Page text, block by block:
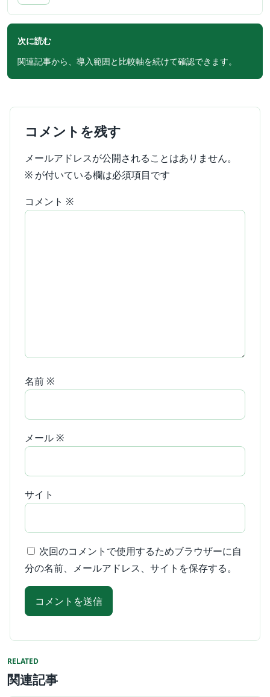
次に読む
関連記事から、導入範囲と比較軸を続けて確認できます。
コメントを残す
メールアドレスが公開されることはありません。
※ が付いている欄は必須項目です
コメント ※
名前 ※
メール ※
サイト
次回のコメントで使用するためブラウザーに自
分の名前、メールアドレス、サイトを保存する。
RELATED
関連記事